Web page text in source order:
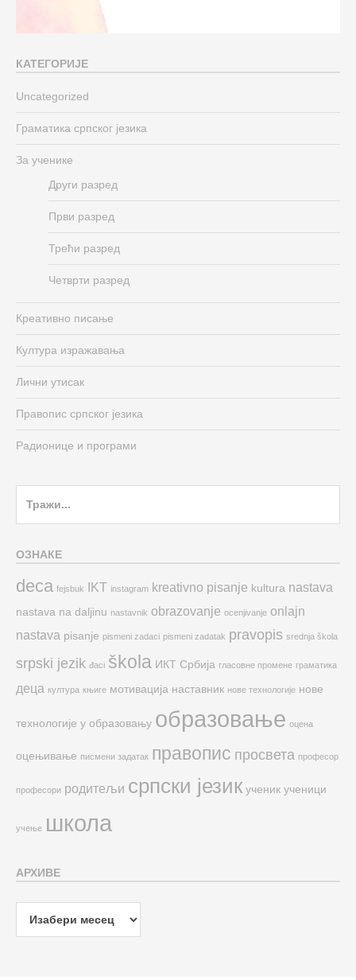
КАТЕГОРИЈЕ
Uncategorized
Граматика српског језика
За ученике
Други разред
Први разред
Трећи разред
Четврти разред
Креативно писање
Култура изражавања
Лични утисак
Правопис српског језика
Радионице и програми
ОЗНАКЕ
deca fejsbuk IKT instagram kreativno pisanje kultura nastava
nastava na daljinu nastavnik obrazovanje ocenjivanje onlajn
nastava pisanje pismeni zadaci pismeni zadatak pravopis srednja škola
srpski jezik đaci škola ИКТ Србија гласовне промене граматика
деца култура књиге мотивација наставник нове технологије нове
технологије у образовању образовање оцена
оцењивање писмени задатак правопис просвета професор
професори родитељи српски језик ученик ученици
учење школа
АРХИВЕ
Архиве